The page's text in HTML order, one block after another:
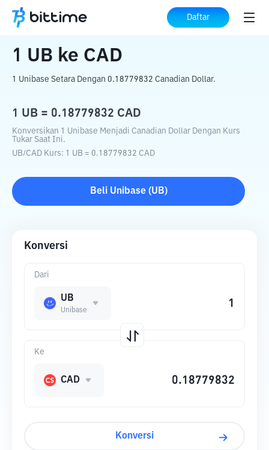
Daftar
Beranda Konverter Kripto ke CAD
1 UB ke CAD
1 Unibase Setara Dengan 0.18779832 Canadian Dollar.
1 UB = 0.18779832 CAD
Konversikan 1 Unibase Menjadi Canadian Dollar Dengan Kurs
Tukar Saat Ini.
UB/CAD Kurs: 1 UB = 0.18779832 CAD
Beli Unibase(UB)
Konversi
Dari
UB
Unibase
Ke
CAD
Konversi